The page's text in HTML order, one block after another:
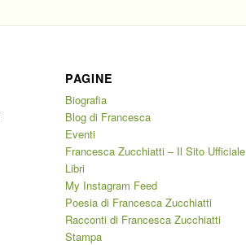
PAGINE
Biografia
Blog di Francesca
Eventi
Francesca Zucchiatti – Il Sito Ufficiale
Libri
My Instagram Feed
Poesia di Francesca Zucchiatti
Racconti di Francesca Zucchiatti
Stampa